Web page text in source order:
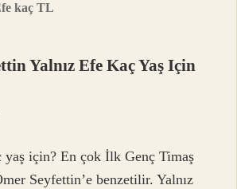
kaç TL
Yalnız Efe Kaç Yaş Için
yaş için? En çok İlk Genç Timaş
Seyfettin’e benzetilir. Yalnız